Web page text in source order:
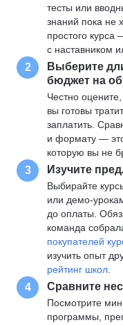
тесты или
знаний пока не
простого
с наставником
2
Выберите
бюджет на
Честно
вы готовы
заплатить.
и формату —
которую вы не
3 Изучите
Выбирайте
или демо-
до оплаты.
команда
покупателей
изучить опыт
рейтинг школ
4 Сравните
Посмотрите
программы,